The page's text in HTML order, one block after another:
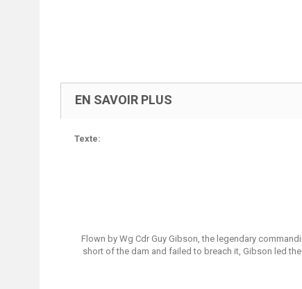
EN SAVOIR PLUS
Texte:
Flown by Wg Cdr Guy Gibson, the legendary
short of the dam and failed to breach it, Gibson led